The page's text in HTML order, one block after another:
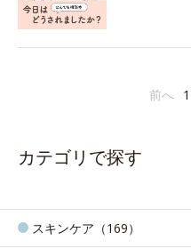
前へ 1
カテゴリで探す
スキンケア（169）